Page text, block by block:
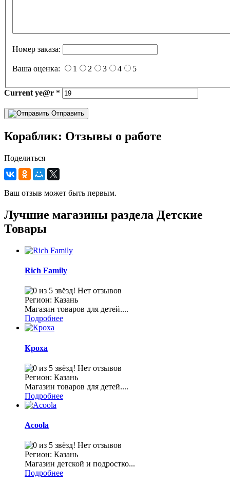
Номер заказа:
Ваша оценка: 1 2 3 4 5
Current ye@r *
Отправить
Кораблик: Отзывы о работе
Поделиться
Ваш отзыв может быть первым.
Лучшие магазины раздела Детские
Товары
Rich Family
Нет отзывов
Регион: Казань
Магазин товаров для детей....
Подробнее
Кроха
Нет отзывов
Регион: Казань
Магазин товаров для детей....
Подробнее
Acoola
Нет отзывов
Регион: Казань
Магазин детской и подростко...
Подробнее